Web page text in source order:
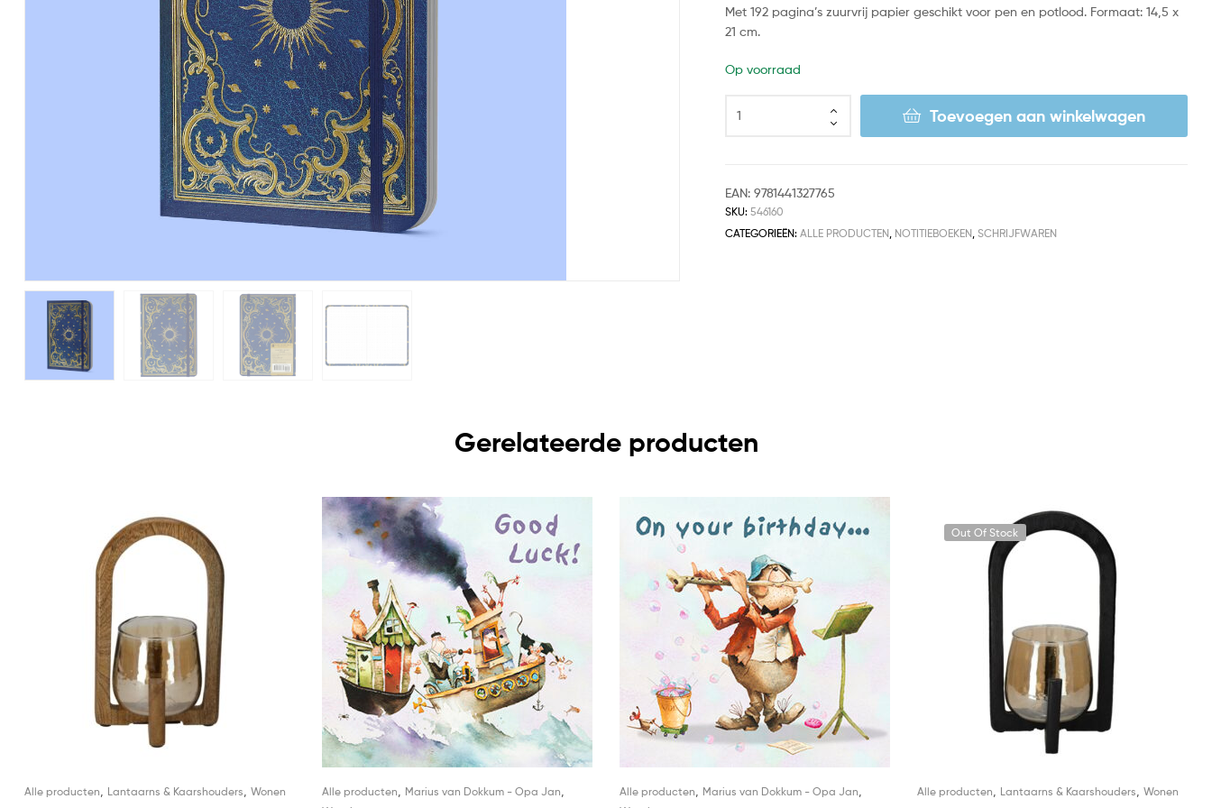
Met 192 pagina’s zuurvrij papier geschikt voor pen en potlood. Formaat: 14,5 x
21 cm.
Op voorraad
Toevoegen aan winkelwagen
EAN:9781441327765
SKU:546160
CATEGORIEËN:ALLE PRODUCTEN NOTITIEBOEKEN ,SCHRIJFWAREN
Gerelateerde producten
Alle producten, Lantaarns & Kaarshouders, Wonen Alle producten, Marius van Dokkum - Opa Jan, Alle producten, Marius van Dokkum - Opa Jan,
Out Of Stock
Alle producten, Lantaarns & Kaarshouders, Wonen